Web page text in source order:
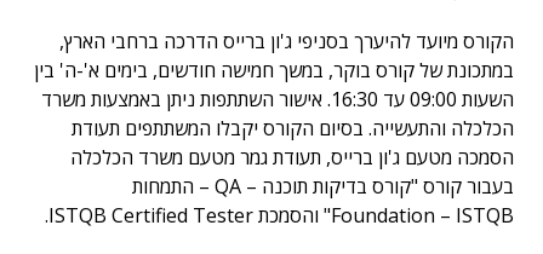
הקורס מיועד להיערך בסניפי ג'ון ברייס הדרכה ברחבי הארץ,
במתכונת של קורס בוקר, במשך חמישה חודשים, בימים א'-ה' בין
השעות 09:00 עד 16:30. אישור השתתפות ניתן באמצעות משרד
הכלכלה והתעשייה. בסיום הקורס יקבלו המשתתפים תעודת
הסמכה מטעם ג'ון ברייס, תעודת גמר מטעם משרד הכלכלה
בעבור קורס "
קורס בדיקות תוכנה – QA – התמחות
Foundation – ISTQB" והסמכת ISTQB Certified Tester.